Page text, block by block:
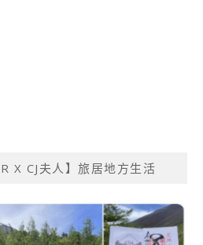
X CJ夫人】旅居地方生活